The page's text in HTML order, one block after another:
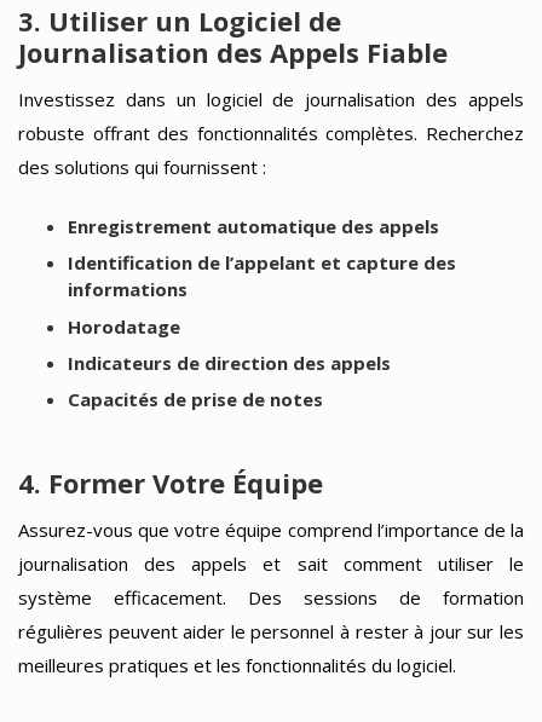
3. Utiliser un Logiciel de
Journalisation des Appels Fiable
Investissez dans un logiciel de journalisation des appels
robuste offrant des fonctionnalités complètes. Recherchez
des solutions qui fournissent :
Enregistrement automatique des appels
Identification de l’appelant et capture des
informations
Horodatage
Indicateurs de direction des appels
Capacités de prise de notes
4. Former Votre Équipe
Assurez-vous que votre équipe comprend l’importance de la
journalisation des appels et sait comment utiliser le
système efficacement. Des sessions de formation
régulières peuvent aider le personnel à rester à jour sur les
meilleures pratiques et les fonctionnalités du logiciel.